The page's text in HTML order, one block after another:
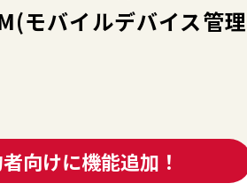
モバイルデバイス管理
向けに機能追加！